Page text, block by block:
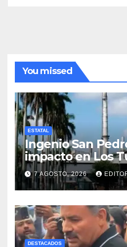
You missed
ESTATAL
Ingenio San
impacto en Los
7 AGOSTO, 2026
DESTACADOS